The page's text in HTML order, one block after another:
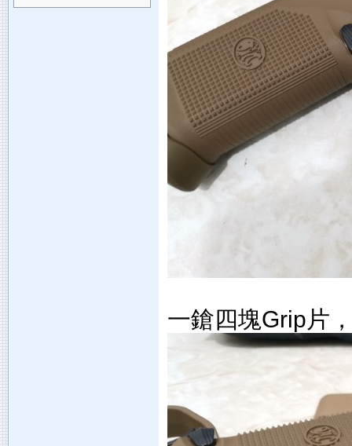
一鎗四塊Grip片